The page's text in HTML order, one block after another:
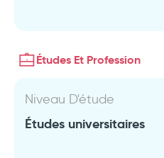
Études Et Profession
Niveau D'étude
Études universitaires